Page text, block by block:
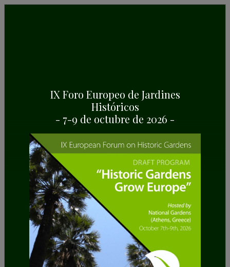
ITINERARIO EUROPEO DE JARDINES
Folletos
IX Foro Europeo de Jardines
Históricos
- 7-9 de octubre de 2026 -